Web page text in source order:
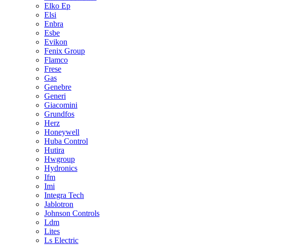
Elko Ep
Elsi
Enbra
Esbe
Evikon
Fenix Group
Flamco
Frese
Gas
Genebre
Generi
Giacomini
Grundfos
Herz
Honeywell
Huba Control
Hutira
Hwgroup
Hydronics
Ifm
Imi
Integra Tech
Jablotron
Johnson Controls
Ldm
Lites
Ls Electric